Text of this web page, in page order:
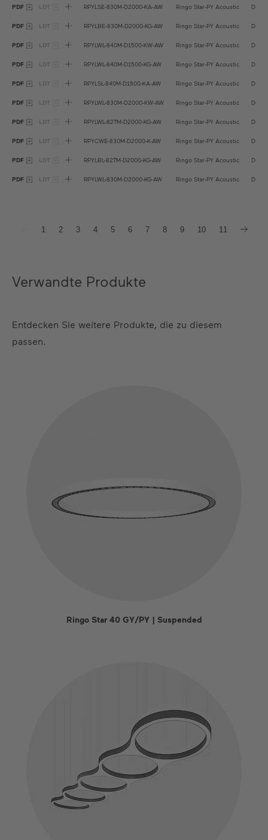
PDF LDT RPYLSE-830M-D2000-KA-AW Ringo Star-PY Acoustic
PDF LDT RPYLBE-830M-D2000-KG-AW Ringo Star-PY Acoustic
PDF LDT RPYLWL-840M-D1500-KW-AW Ringo Star-PY Acoustic
PDF LDT RPYLWL-840M-D1500-KG-AW Ringo Star-PY Acoustic
PDF LDT RPYLSL-840M-D1500-KA-AW Ringo Star-PY Acoustic
PDF LDT RPYLWL-830M-D2000-KW-AW Ringo Star-PY Acoustic
PDF LDT RPYLWL-827M-D2000-KG-AW Ringo Star-PY Acoustic
PDF LDT RPYCWE-830M-D2000-K-AW Ringo Star-PY Acoustic
PDF LDT RPYLBL-827M-D2000-KG-AW Ringo Star-PY Acoustic
PDF LDT RPYLWL-830M-D2000-KG-AW Ringo Star-PY Acoustic
1 2 3 4 5 6 7 8 9 10 11
Verwandte Produkte
Entdecken Sie weitere Produkte, die zu diesem
passen.
Ringo Star 40 GY/PY | Suspended